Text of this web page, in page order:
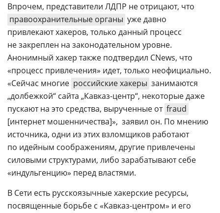
Впрочем, представители ЛДПР не отрицают, что
правоохранительные органы уже давно
привлекают хакеров, только данный процесс
не закреплен на законодательном уровне.
Анонимный хакер также подтвердил CNews, что
«процесс привлечения» идет, только неофициально.
«Сейчас многие российские хакеры занимаются
„долбежкой“ сайта „Кавказ-центр“, некоторые даже
пускают на это средства, вырученные от fraud
[интернет мошенничества]»,  заявил он. По мнению
источника, одни из этих взломщиков работают
по идейным соображениям, другие привлечены
силовыми структурами, либо зарабатывают себе
«индульгенцию» перед властями.
В Сети есть русскоязычные хакерские ресурсы,
посвященные борьбе с «Кавказ-центром» и его